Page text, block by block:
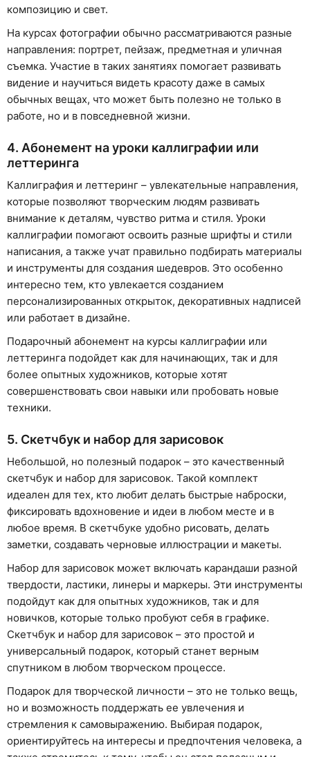
композицию и свет.
На курсах фотографии обычно рассматриваются разные
направления: портрет, пейзаж, предметная и уличная
съемка. Участие в таких занятиях помогает развивать
видение и научиться видеть красоту даже в самых
обычных вещах, что может быть полезно не только в
работе, но и в повседневной жизни.
4. Абонемент на уроки каллиграфии или
леттеринга
Каллиграфия и леттеринг – увлекательные направления,
которые позволяют творческим людям развивать
внимание к деталям, чувство ритма и стиля. Уроки
каллиграфии помогают освоить разные шрифты и стили
написания, а также учат правильно подбирать материалы
и инструменты для создания шедевров. Это особенно
интересно тем, кто увлекается созданием
персонализированных открыток, декоративных надписей
или работает в дизайне.
Подарочный абонемент на курсы каллиграфии или
леттеринга подойдет как для начинающих, так и для
более опытных художников, которые хотят
совершенствовать свои навыки или пробовать новые
техники.
5. Скетчбук и набор для зарисовок
Небольшой, но полезный подарок – это качественный
скетчбук и набор для зарисовок. Такой комплект
идеален для тех, кто любит делать быстрые наброски,
фиксировать вдохновение и идеи в любом месте и в
любое время. В скетчбуке удобно рисовать, делать
заметки, создавать черновые иллюстрации и макеты.
Набор для зарисовок может включать карандаши разной
твердости, ластики, линеры и маркеры. Эти инструменты
подойдут как для опытных художников, так и для
новичков, которые только пробуют себя в графике.
Скетчбук и набор для зарисовок – это простой и
универсальный подарок, который станет верным
спутником в любом творческом процессе.
Подарок для творческой личности – это не только вещь,
но и возможность поддержать ее увлечения и
стремления к самовыражению. Выбирая подарок,
ориентируйтесь на интересы и предпочтения человека, а